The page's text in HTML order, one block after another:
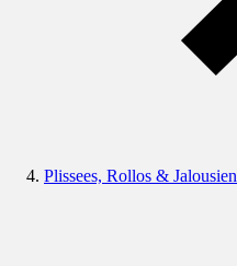
Plissees, Rollos & Jalousien